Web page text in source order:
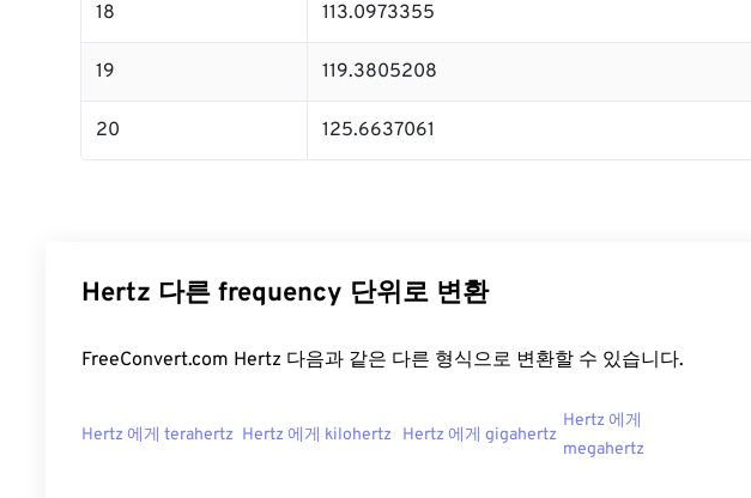
18 113.0973355
19 119.3805208
20 125.6637061
Hertz 다른 frequency 단위로 변환
FreeConvert.com Hertz 다음과 같은 다른 형식으로 변환할 수 있습니다.
Hertz 에게 terahertz Hertz 에게 kilohertz Hertz 에게 gigahertz
Hertz 에게
megahertz